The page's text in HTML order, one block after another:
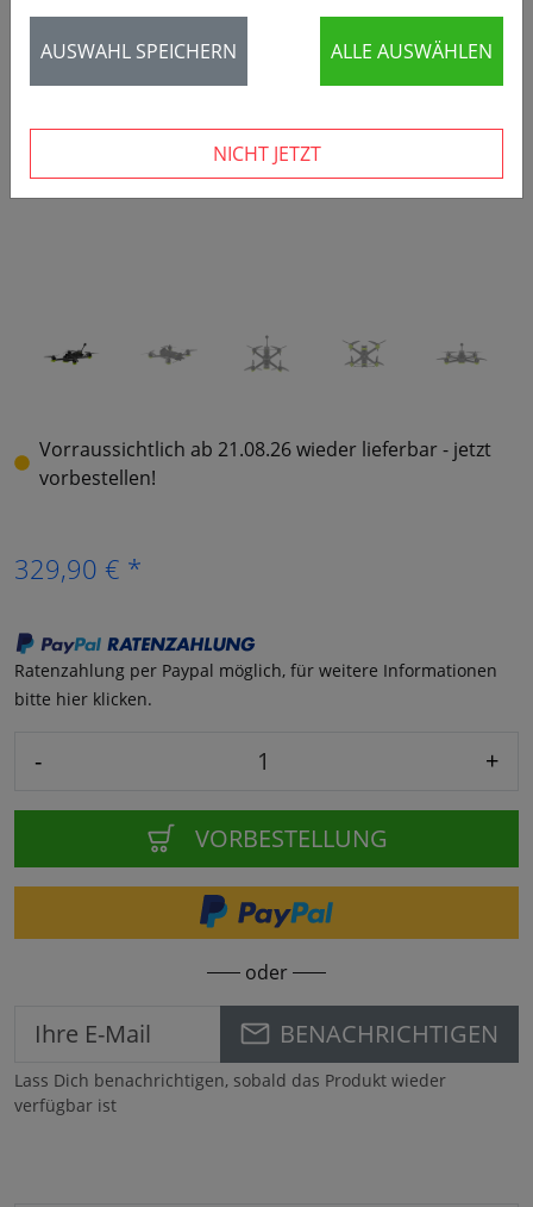
‹ ›
Vorraussichtlich ab 21.08.26 wieder lieferbar - jetzt
vorbestellen!
329,90 € *
Ratenzahlung per Paypal möglich, für weitere Informationen
bitte hier klicken.
- +
VORBESTELLUNG
oder
BENACHRICHTIGEN
Lass Dich benachrichtigen, sobald das Produkt wieder
verfügbar ist
AUSWAHL SPEICHERN ALLE AUSWÄHLEN
NICHT JETZT